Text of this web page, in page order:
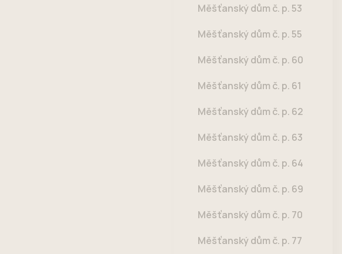
Měšťanský dům č. p. 53
Měšťanský dům č. p. 55
Měšťanský dům č. p. 60
Měšťanský dům č. p. 61
Měšťanský dům č. p. 62
Měšťanský dům č. p. 63
Měšťanský dům č. p. 64
Měšťanský dům č. p. 69
Měšťanský dům č. p. 70
Měšťanský dům č. p. 77